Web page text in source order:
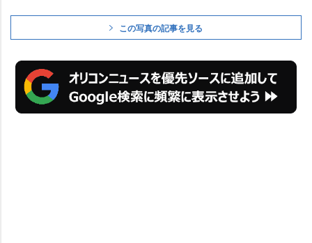
この写真の記事を見る